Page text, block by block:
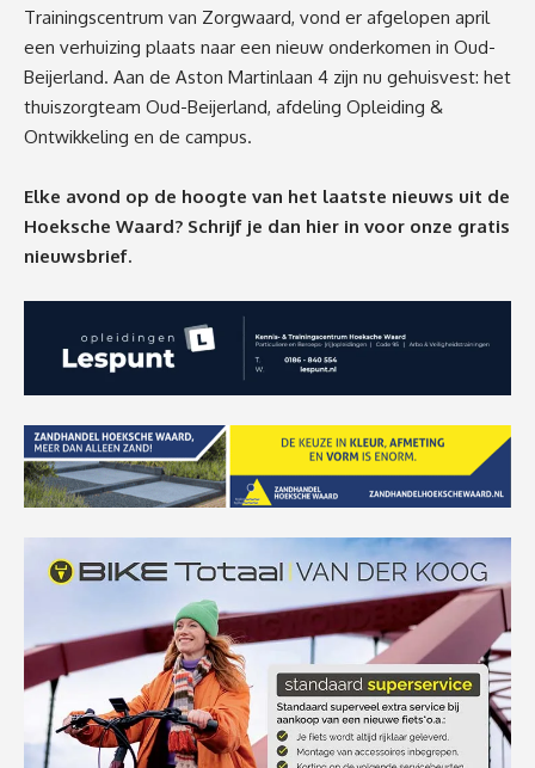
Trainingscentrum van Zorgwaard, vond er afgelopen april
een verhuizing plaats naar een nieuw onderkomen in Oud-
Beijerland. Aan de Aston Martinlaan 4 zijn nu gehuisvest: het
thuiszorgteam Oud-Beijerland, afdeling Opleiding &
Ontwikkeling en de campus.
Elke avond op de hoogte van het laatste nieuws uit de
Hoeksche Waard? Schrijf je dan hier in voor onze gratis
nieuwsbrief.